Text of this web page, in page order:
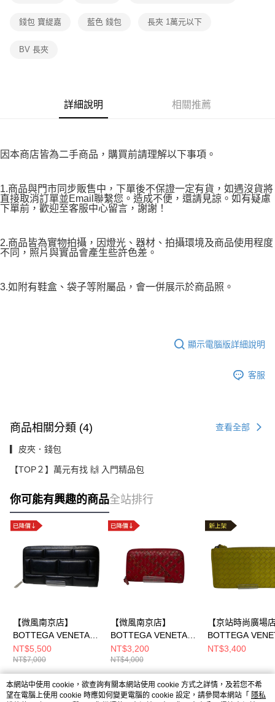
https://aftee.tw/terms/#terms3
３．未成年的使用者請事先徵得法定代理人或監護人之同意方可使用
任。
恩沛科技股份有限公司將有權停止該用戶之使用額度並採取法律行動。
錢包 寶緹嘉 藍色 錢包 長夾 1萬元以下
BV 長夾
詳細說明 相關推薦
因本商店皆為二手商品，購買前請理解以下事項。
1.商品與門市同步販售中，下單後不保證一定有貨，如遇沒貨將
直接取消訂單並Email聯繫您。造成不便，還請見諒。如有疑慮
下單前，歡迎至客服中心留言，謝謝！
2.商品皆為實物拍攝，因燈光、器材、拍攝環境及商品使用程度
不同，照片與實品會產生些許色差。
3.如附有鞋盒、袋子等附屬品，會一併展示於商品照。
顯示電腦版詳細說明
客服
商品相關分類 (4) 查看全部
▎皮夾．錢包
【TOP２】萬元有找 🙌 入門精品包
你可能有興趣的商品全站排行
【微風南京店】
BOTTEGA VENETA/
長夾錢包//
NT$5,500
NT$7,000
【微風南京店】
BOTTEGA VENETA/
長夾錢包//
NT$3,200
NT$4,000
【京站時尚廣場
BOTTEGA
長夾錢包//Ｂ０１
NT$3,400
熱門標籤
本網站中使用 cookie，欲查詢有關本網站使用 cookie 方式之詳情，及若您不希
望在電腦上使用 cookie 時應如何變更電腦的 cookie 設定，請參閱本網站「 隱私